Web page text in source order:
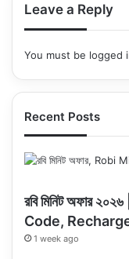
Leave a Reply
You must be logged
Recent Posts
রবি মিনিট অফার
Code,
1 week ago